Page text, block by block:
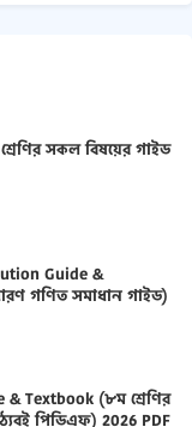
সকল বিষয়ের গাইড
Guide &
গণিত সমাধান গাইড)
Textbook (৮ম শ্রেণির
পিডিএফ) 2026 PDF